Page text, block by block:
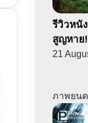
รีวิวหนั
สูญหาย
21
ภาพยน